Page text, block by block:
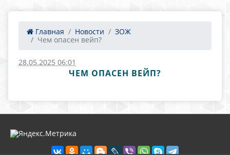
Главная Новости
ЗОЖ
Чем опасен вейп?
28.05.2025 06:01
ЧЕМ ОПАСЕН ВЕЙП?